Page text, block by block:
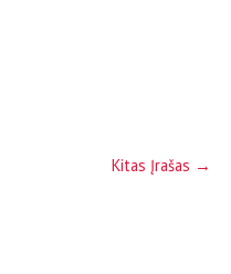
Kitas Įrašas →